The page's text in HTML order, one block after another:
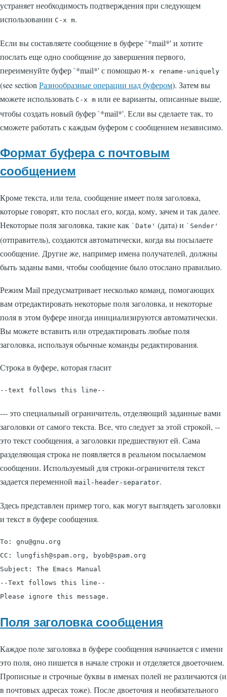
устраняет необходимость подтверждения при следующем
использовании C-x m.
Если вы составляете сообщение в буфере`*mail*' и хотите
послать еще одно сообщение до завершения первого,
переименуйте буфер`*mail*' с помощью M-x rename-uniquely
(see section Разнообразные операции над буфером). Затем вы
можете использовать C-x m или ее варианты, описанные выше,
чтобы создать новый буфер`*mail*'. Если вы сделаете так, то
сможете работать с каждым буфером с сообщением независимо.
Формат буфера с почтовым
сообщением
Кроме текста, или тела, сообщение имеет поля заголовка,
которые говорят, кто послал его, когда, кому, зачем и так далее.
Некоторые поля заголовка, такие как `Date' (дата) и `Sender'
(отправитель), создаются автоматически, когда вы посылаете
сообщение. Другие же, например имена получателей, должны
быть заданы вами, чтобы сообщение было отослано правильно.
Режим Mail предусматривает несколько команд, помогающих
вам отредактировать некоторые поля заголовка, и некоторые
поля в этом буфере иногда инициализируются автоматически.
Вы можете вставить или отредактировать любые поля
заголовка, используя обычные команды редактирования.
Строка в буфере, которая гласит
--- это специальный ограничитель, отделяющий заданные вами
заголовки от самого текста. Все, что следует за этой строкой, --
это текст сообщения, а заголовки предшествуют ей. Сама
разделяющая строка не появляется в реальном посылаемом
сообщении. Используемый для строки-ограничителя текст
задается переменной mail-header-separator.
Здесь представлен пример того, как могут выглядеть заголовки
и текст в буфере сообщения.
To: gnu@gnu.org
CC: lungfish@spam.org, byob@spam.org
Subject: The Emacs Manual
--Text follows this line--
Поля заголовка сообщения
Каждое поле заголовка в буфере сообщения начинается с имени
это поля, оно пишется в начале строки и отделяется двоеточием.
Прописные и строчные буквы в именах полей не различаются (и
в почтовых адресах тоже). После двоеточия и необязательного